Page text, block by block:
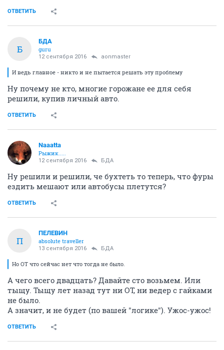
ОТВЕТИТЬ
Б
БДА
guru
12 сентября 2016 aonmaster
И ведь главное - никто и не пытается решать эту проблему
Ну почему не кто, многие горожане ее для себя
решили, купив личный авто.
ОТВЕТИТЬ
Naaatta
Рыжик.....
12 сентября 2016 БДА
Ну решили и решили, че бухтеть то теперь, что фуры
ездить мешают или автобусы плетутся?
ОТВЕТИТЬ
П
ПЕЛЕВИН
absolute traveller
13 сентября 2016 БДА
Но ОТ что сейчас нет что тогда не было.
А чего всего двадцать? Давайте сто возьмем. Или
тыщу. Тыщу лет назад тут ни ОТ, ни ведер с гайками
не было.
А значит, и не будет (по вашей "логике"). Ужос-ужос!
ОТВЕТИТЬ